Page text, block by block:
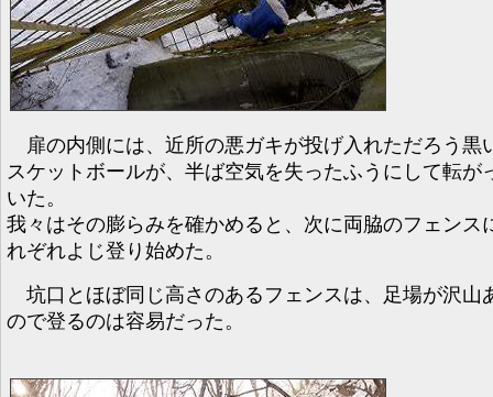
扉の内側には、近所の悪ガキが投げ入れただろう黒
スケットボールが、半ば空気を失ったふうにして転が
いた。
我々はその膨らみを確かめると、次に両脇のフェンス
れぞれよじ登り始めた。
坑口とほぼ同じ高さのあるフェンスは、足場が沢山
ので登るのは容易だった。